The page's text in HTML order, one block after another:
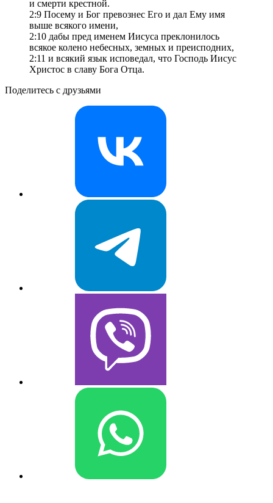
и смерти крестной.
2:9 Посему и Бог превознес Его и дал Ему имя
выше всякого имени,
2:10 дабы пред именем Иисуса преклонилось
всякое колено небесных, земных и преисподних,
2:11 и всякий язык исповедал, что Господь Иисус
Христос в славу Бога Отца.
Поделитесь с друзьями